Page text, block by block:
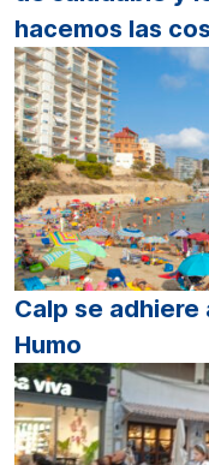
hacemos las
Calp se adhiere
Humo